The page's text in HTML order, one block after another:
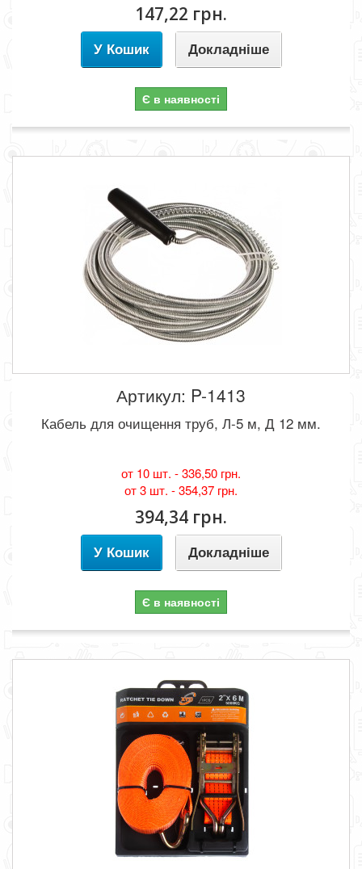
147,22 грн.
У Кошик Докладніше
Є в наявності
Артикул: P-1413
Кабель для очищення труб, Л-5 м, Д 12 мм.
от 10 шт. -336,50 грн.
от 3 шт. -354,37 грн.
394,34 грн.
У Кошик Докладніше
Є в наявності